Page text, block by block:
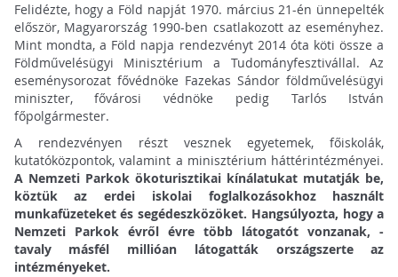
Felidézte, hogy a Föld napját 1970. március 21-én ünnepelték
először, Magyarország 1990-ben csatlakozott az eseményhez.
Mint mondta, a Föld napja rendezvényt 2014 óta köti össze a
Földművelésügyi Minisztérium a Tudományfesztivállal. Az
eseménysorozat fővédnöke Fazekas Sándor földművelésügyi
miniszter, fővárosi védnöke pedig Tarlós István
főpolgármester.
A rendezvényen részt vesznek egyetemek, főiskolák,
kutatóközpontok, valamint a minisztérium háttérintézményei.
A Nemzeti Parkok ökoturisztikai kínálatukat mutatják be,
köztük az erdei iskolai foglalkozásokhoz használt
munkafüzeteket és segédeszközöket. Hangsúlyozta, hogy a
Nemzeti Parkok évről évre több látogatót vonzanak, -
tavaly másfél millióan látogatták országszerte az
intézményeket.